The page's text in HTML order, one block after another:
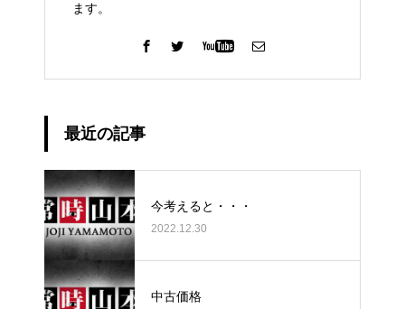
ます。
最近の記事
今考えると・・・
2022.12.30
中古価格